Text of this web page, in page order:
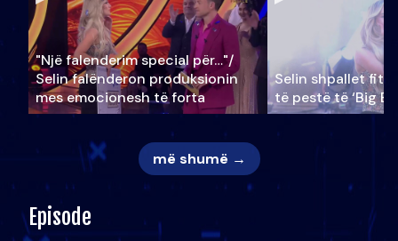
"Një falenderim special për…"/
Selin falënderon produksionin
mes emocionesh të forta
Selin shpallet
të pestë të ‘Big
më shumë →
Episode